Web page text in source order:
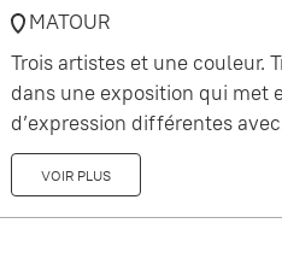
MATOUR
Trois artistes et une couleur.
dans une exposition qui met
d’expression différentes
VOIR PLUS